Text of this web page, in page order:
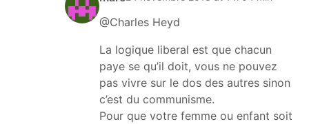
@Charles Heyd
La logique liberal est que chacun
paye se qu’il doit, vous ne pouvez
pas vivre sur le dos des autres sinon
c’est du communisme.
Pour que votre femme ou enfant soit